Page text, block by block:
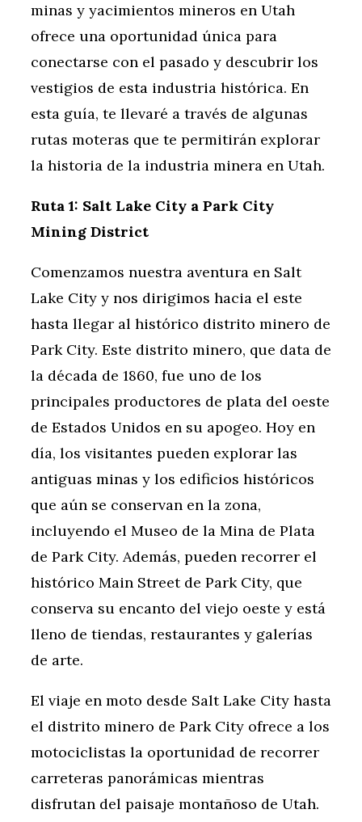
minas y yacimientos mineros en Utah
ofrece una oportunidad única para
conectarse con el pasado y descubrir los
vestigios de esta industria histórica. En
esta guía, te llevaré a través de algunas
rutas moteras que te permitirán explorar
la historia de la industria minera en Utah.
Ruta 1: Salt Lake City a Park City
Mining District
Comenzamos nuestra aventura en Salt
Lake City y nos dirigimos hacia el este
hasta llegar al histórico distrito minero de
Park City. Este distrito minero, que data de
la década de 1860, fue uno de los
principales productores de plata del oeste
de Estados Unidos en su apogeo. Hoy en
día, los visitantes pueden explorar las
antiguas minas y los edificios históricos
que aún se conservan en la zona,
incluyendo el Museo de la Mina de Plata
de Park City. Además, pueden recorrer el
histórico Main Street de Park City, que
conserva su encanto del viejo oeste y está
lleno de tiendas, restaurantes y galerías
de arte.
El viaje en moto desde Salt Lake City hasta
el distrito minero de Park City ofrece a los
motociclistas la oportunidad de recorrer
carreteras panorámicas mientras
disfrutan del paisaje montañoso de Utah.